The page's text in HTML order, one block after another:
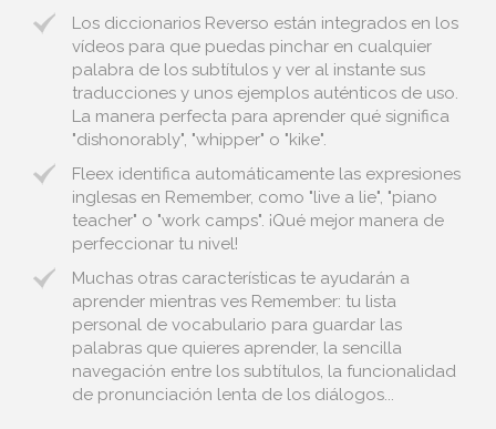
Los diccionarios Reverso están integrados en los
vídeos para que puedas pinchar en cualquier
palabra de los subtítulos y ver al instante sus
traducciones y unos ejemplos auténticos de uso.
La manera perfecta para aprender qué significa
"dishonorably", "whipper" o "kike".
Fleex identifica automáticamente las expresiones
inglesas en Remember, como "live a lie", "piano
teacher" o "work camps". ¡Qué mejor manera de
perfeccionar tu nivel!
Muchas otras características te ayudarán a
aprender mientras ves Remember: tu lista
personal de vocabulario para guardar las
palabras que quieres aprender, la sencilla
navegación entre los subtítulos, la funcionalidad
de pronunciación lenta de los diálogos...